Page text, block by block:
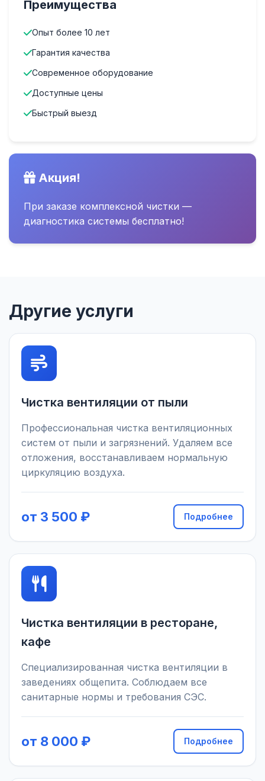
Преимущества
Опыт более 10 лет
Гарантия качества
Современное оборудование
Доступные цены
Быстрый выезд
Акция!
При заказе комплексной чистки —
диагностика системы бесплатно!
Другие услуги
Чистка вентиляции от пыли
Профессиональная чистка вентиляционных
систем от пыли и загрязнений. Удаляем все
отложения, восстанавливаем нормальную
циркуляцию воздуха.
от 3 500 ₽ Подробнее
Чистка вентиляции в ресторане,
кафе
Специализированная чистка вентиляции в
заведениях общепита. Соблюдаем все
санитарные нормы и требования СЭС.
от 8 000 ₽ Подробнее